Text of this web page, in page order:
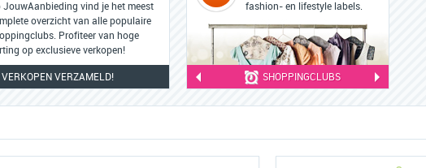
JouwAanbieding vind je het meest
overzicht van alle populaire
Profiteer van hoge
op exclusieve verkopen!
VERKOPEN VERZAMELD!
fashion- en lifestyle labels.
SHOPPINGCLUBS